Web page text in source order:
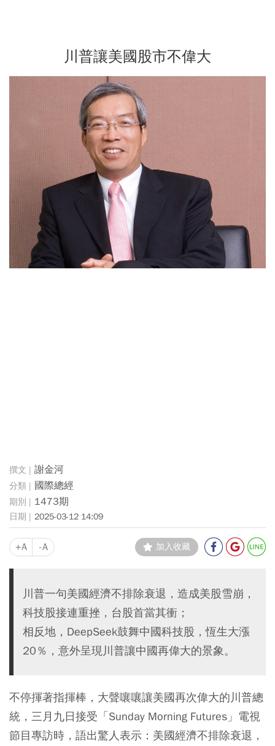
川普讓美國股市不偉大
謝金河
國際總經
1473期
2025-03-12 14:09
+A -A 加入收藏
川普一句美國經濟不排除衰退，造成美股雪崩，
科技股接連重挫，台股首當其衝；
相反地，DeepSeek鼓舞中國科技股，恆生大漲
20％，意外呈現川普讓中國再偉大的景象。
不停揮著指揮棒，大聲嚷嚷讓美國再次偉大的川普總
統，三月九日接受「Sunday Morning Futures」電視
節目專訪時，語出驚人表示：美國經濟不排除衰退，